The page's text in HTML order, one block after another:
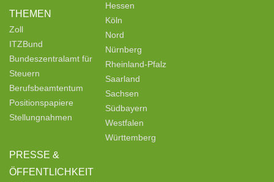
THEMEN
Zoll
ITZBund
Bundeszentralamt für
Steuern
Berufsbeamtentum
Positionspapiere
Stellungnahmen
PRESSE &
ÖFFENTLICHKEIT
Hessen
Köln
Nord
Nürnberg
Rheinland-Pfalz
Saarland
Sachsen
Südbayern
Westfalen
Württemberg